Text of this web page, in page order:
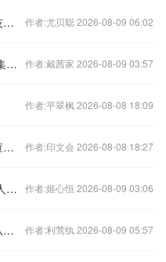
“智慧防暑”为劳动者减负 多样化新技术、新装备守护群众生产生活 作者:尤贝聪 2026-08-09 06:02
重磅！英媒曝英超五豪门巨头密会 集体放弃欧冠 作者:戴茜家 2026-08-09 03:57
作者:平翠枫 2026-08-08 18:09
国务院安委会决定对笏山金矿事故查处挂牌督办 作者:印文会 2026-08-08 18:27
人民网2025年度拟申请新闻记者证人员名单公示 作者:姬心恒 2026-08-09 03:06
人民网三评“我在XX很想你”之一：从想你变烦你，究竟为哪般 作者:利莺纨 2026-08-09 05:57